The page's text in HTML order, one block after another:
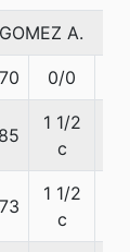
A.
0/0
1 1/2
c
1 1/2
c